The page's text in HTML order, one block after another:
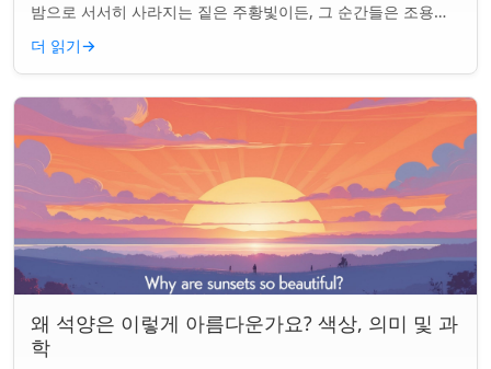
밤으로 서서히 사라지는 짙은 주황빛이든, 그 순간들은 조용한
경이로움으로 우리의 하루를 시작...
더 읽기→
왜 석양은 이렇게 아름다운가요? 색상, 의미 및 과
학